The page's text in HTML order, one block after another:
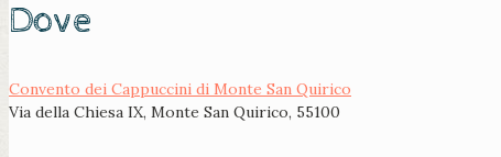
Dove
Convento dei Cappuccini di Monte San Quirico
Via della Chiesa IX, Monte San Quirico, 55100